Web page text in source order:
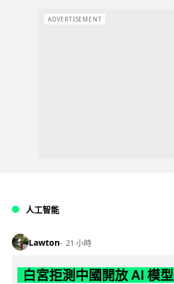
ADVERTISEMENT
人工智能
Lawton 21 小時
白宮拒測中國開放 AI 模